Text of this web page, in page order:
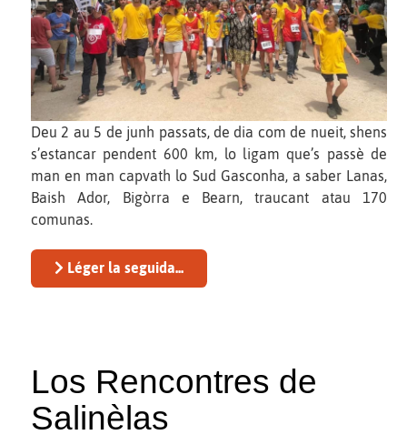
Deu 2 au 5 de junh passats, de dia com de nueit, shens
s’estancar pendent 600 km, lo ligam que’s passè de
man en man capvath lo Sud Gasconha, a saber Lanas,
Baish Ador, Bigòrra e Bearn, traucant atau 170
comunas.
Léger la seguida...
Los Rencontres de
Salinèlas